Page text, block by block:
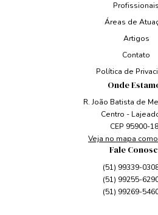
Profissionais
Áreas de
Artigos
Contato
Política de
Onde
R. João Batista de
Centro -
CEP 95900-
Veja no mapa
Fale
(51) 99339-
(51) 99255-
(51) 99269-